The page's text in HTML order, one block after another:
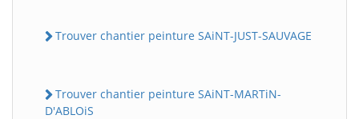
Trouver chantier peinture SAiNT-JUST-SAUVAGE
Trouver chantier peinture SAiNT-MARTiN-
D'ABLOiS